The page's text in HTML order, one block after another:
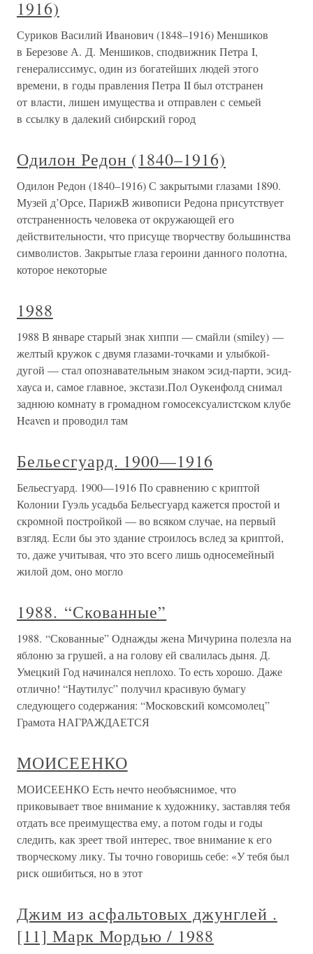
1916)
Суриков Василий Иванович (1848–1916) Меншиков
в Березове А. Д. Меншиков, сподвижник Петра I,
генералиссимус, один из богатейших людей этого
времени, в годы правления Петра II был отстранен
от власти, лишен имущества и отправлен с семьей
в ссылку в далекий сибирский город
Одилон Редон (1840–1916)
Одилон Редон (1840–1916) С закрытыми глазами 1890.
Музей д’Орсе, ПарижВ живописи Редона присутствует
отстраненность человека от окружающей его
действительности, что присуще творчеству большинства
символистов. Закрытые глаза героини данного полотна,
которое некоторые
1988
1988 В январе старый знак хиппи — смайли (smiley) —
желтый кружок с двумя глазами-точками и улыбкой-
дугой — стал опознавательным знаком эсид-парти, эсид-
хауса и, самое главное, экстази.Пол Оукенфолд снимал
заднюю комнату в громадном гомосексуалистском клубе
Heaven и проводил там
Бельесгуард. 1900—1916
Бельесгуард. 1900—1916 По сравнению с криптой
Колонии Гуэль усадьба Бельесгуард кажется простой и
скромной постройкой — во всяком случае, на первый
взгляд. Если бы это здание строилось вслед за криптой,
то, даже учитывая, что это всего лишь односемейный
жилой дом, оно могло
1988. “Скованные”
1988. “Скованные” Однажды жена Мичурина полезла на
яблоню за грушей, а на голову ей свалилась дыня. Д.
Умецкий Год начинался неплохо. То есть хорошо. Даже
отлично! “Наутилус” получил красивую бумагу
следующего содержания: “Московский комсомолец”
Грамота НАГРАЖДАЕТСЯ
МОИСЕЕНКО
МОИСЕЕНКО Есть нечто необъяснимое, что
приковывает твое внимание к художнику, заставляя тебя
отдать все преимущества ему, а потом годы и годы
следить, как зреет твой интерес, твое внимание к его
творческому лику. Ты точно говоришь себе: «У тебя был
риск ошибиться, но в этот
Джим из асфальтовых джунглей .
[11] Марк Мордью / 1988